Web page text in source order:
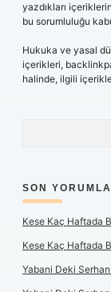
yazdıkları
bu sorumluluğu
Hukuka ve yasal
içerikleri,
halinde, ilgili
SON
Kese Kaç Haftada
Kese Kaç Haftada
Yabani Deki Serhan